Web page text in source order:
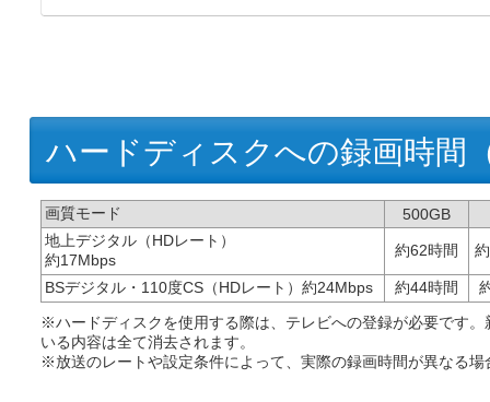
ハードディスクへの録画時間
画質モード
500GB
地上デジタル（HDレート）
約17Mbps
約62時間
BSデジタル・110度CS（HDレート）約24Mbps 約44時間
※ハードディスクを使用する際は、テレビへの登録が必要です
いる内容は全て消去されます。
※放送のレートや設定条件によって、実際の録画時間が異なる場